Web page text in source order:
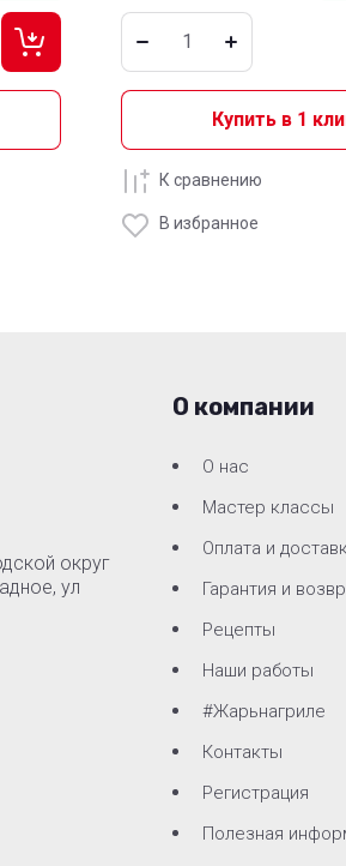
Купить в 1
К сравнению
В избранное
округ
ул
О компании
О нас
Мастер классы
Оплата и
Гарантия и
Рецепты
Наши работы
#Жарьнагриле
Контакты
Регистрация
Полезная